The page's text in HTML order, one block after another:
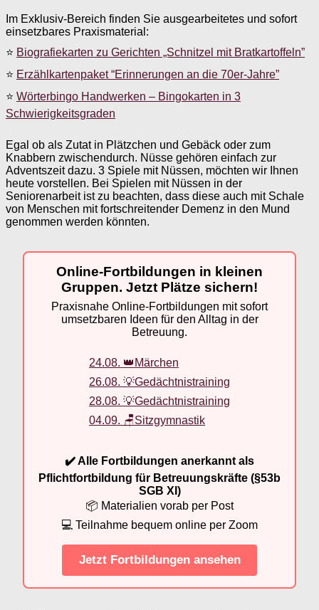
Im Exklusiv-Bereich finden Sie ausgearbeitetes und sofort
einsetzbares Praxismaterial:
⭐ Biografiekarten zu Gerichten „Schnitzel mit Bratkartoffeln”
⭐ Erzählkartenpaket “Erinnerungen an die 70er-Jahre”
⭐ Wörterbingo Handwerken – Bingokarten in 3
Schwierigkeitsgraden
Egal ob als Zutat in Plätzchen und Gebäck oder zum
Knabbern zwischendurch. Nüsse gehören einfach zur
Adventszeit dazu. 3 Spiele mit Nüssen, möchten wir Ihnen
heute vorstellen. Bei Spielen mit Nüssen in der
Seniorenarbeit ist zu beachten, dass diese auch mit Schale
von Menschen mit fortschreitender Demenz in den Mund
genommen werden könnten.
Online-Fortbildungen in kleinen
Gruppen. Jetzt Plätze sichern!
Praxisnahe Online-Fortbildungen mit sofort
umsetzbaren Ideen für den Alltag in der
Betreuung.
24.08. 👑Märchen
26.08. 💡Gedächtnistraining
28.08. 💡Gedächtnistraining
04.09. 🪑Sitzgymnastik
✔️ Alle Fortbildungen anerkannt als
Pflichtfortbildung für Betreuungskräfte (§53b
SGB XI)
📦 Materialien vorab per Post
💻 Teilnahme bequem online per Zoom
Jetzt Fortbildungen ansehen